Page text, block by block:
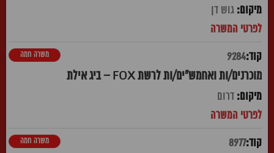
גוש דן
9284
מוכרנים/ות ואחמש"ים/ות לרשת FOX – ביג אילת
משרה חמה
דרום
8977 משרה חמה